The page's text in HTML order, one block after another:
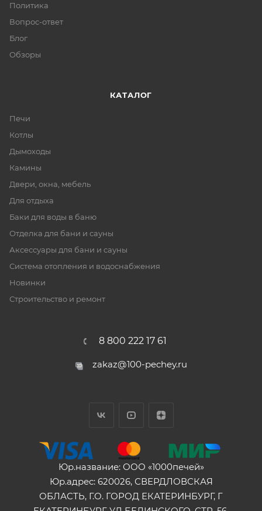
Политика
Вопрос-ответ
Блог
Обзоры
КАТАЛОГ
Печи
Котлы
Дымоходы
Камины
Двери, окна, мебель
Для отдыха
Баки для воды в баню
Отделка для бани и сауны
Аксессуары для бани и сауны
Система отопления и водоснабжения
Новинки
Строительство и ремонт
8 800 222 17 61
zakaz@100-pechey.ru
Юр.название: ООО «1000печей»
Юр.адрес: 620026, СВЕРДЛОВСКАЯ
ОБЛАСТЬ, Г.О. ГОРОД ЕКАТЕРИНБУРГ, Г